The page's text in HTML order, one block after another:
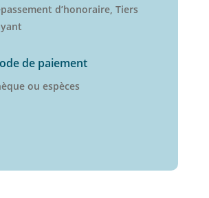
d’honoraire, Tiers
de paiement
ou espèces